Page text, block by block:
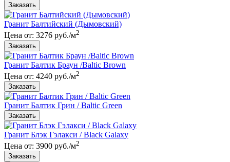
Гранит Балтийский (Дымовский)
Цена от: 3276 руб./м2
Гранит Балтик Браун /Baltic Brown
Цена от: 4240 руб./м2
Гранит Балтик Грин / Baltic Green
Гранит Блэк Гэлакси / Black Galaxy
Цена от: 3900 руб./м2